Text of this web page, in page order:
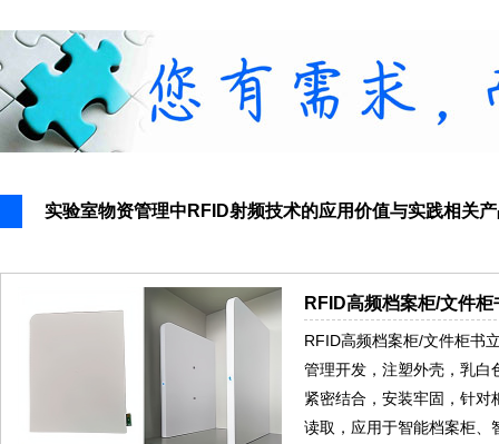
实验室物资管理中RFID射频技术的应用价值与实践相关
RFID高频档案柜/文件
RFID高频档案柜/文件柜书
管理开发，注塑外壳，乳白
紧密结合，安装牢固，针
读取，应用于智能档案柜、